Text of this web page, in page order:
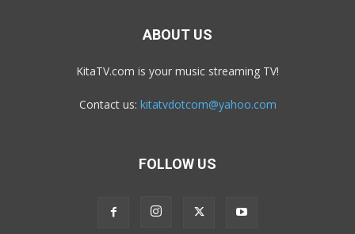
ABOUT US
KitaTV.com is your music streaming TV!
Contact us: kitatvdotcom@yahoo.com
FOLLOW US